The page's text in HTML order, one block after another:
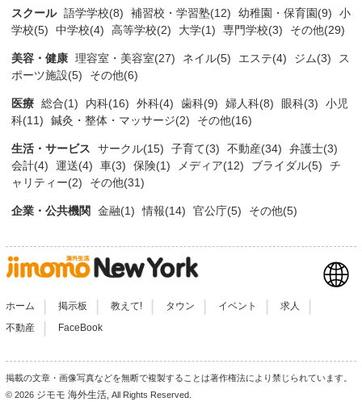
スクール 語学学校(8) 補習校・学習塾(12) 幼稚園・保育園(9)
小
学校(5)
中学校(4) 高等学校(2) 大学(1) 専門学校(3) その他(29)
美容・健康 理容室・美容室(27) ネイル(5) エステ(4) ジム(3)
ス
ポーツ施設(5)
その他(6)
医療 総合(1) 内科(16) 外科(4) 歯科(9) 婦人科(8) 眼科(3)
小児
科(11)
鍼灸・整体・マッサージ(2) その他(16)
生活・サービス サークル(15) 子育て(3) 不動産(34)
弁護士(3)
会計(4)
運送(4) 車(3) 保険(1) メディア(12) ブライダル(5)
チ
ャリティー(2)
その他(31)
企業・公共機関 金融(1) 情報(14) 官公庁(5) その他(5)
ホーム 掲示板 教えて! タウン イベント 求人
不動産 FaceBook
掲載の文章・画像写真などを無断で複製することは著作権法により禁じられています。
© 2026 ジモモ 海外生活 , All Rights Reserved.